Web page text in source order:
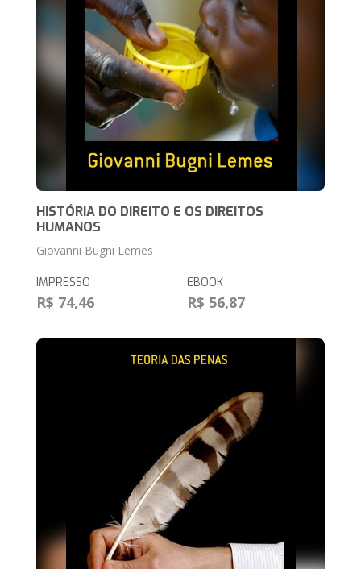
HISTÓRIA DO DIREITO E OS DIREITOS
HUMANOS
Giovanni Bugni Lemes
IMPRESSO
R$ 74,46
EBOOK
R$ 56,87